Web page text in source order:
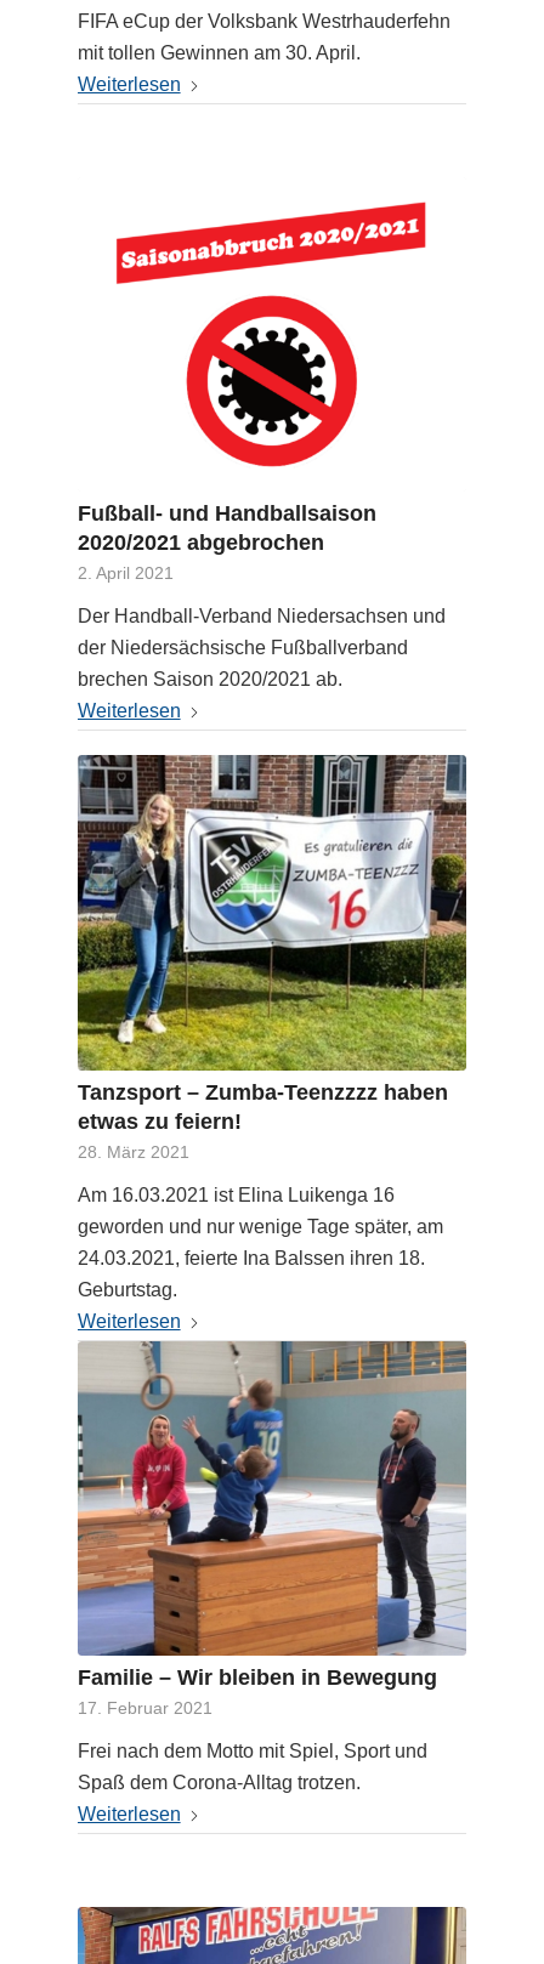
FIFA eCup der Volksbank Westrhauderfehn
mit tollen Gewinnen am 30. April.
Weiterlesen
Fußball- und Handballsaison
2020/2021 abgebrochen
2. April 2021
Der Handball-Verband Niedersachsen und
der Niedersächsische Fußballverband
brechen Saison 2020/2021 ab.
Weiterlesen
Tanzsport – Zumba-Teenzzzz haben
etwas zu feiern!
28. März 2021
Am 16.03.2021 ist Elina Luikenga 16
geworden und nur wenige Tage später, am
24.03.2021, feierte Ina Balssen ihren 18.
Geburtstag.
Weiterlesen
Familie – Wir bleiben in Bewegung
17. Februar 2021
Frei nach dem Motto mit Spiel, Sport und
Spaß dem Corona-Alltag trotzen.
Weiterlesen